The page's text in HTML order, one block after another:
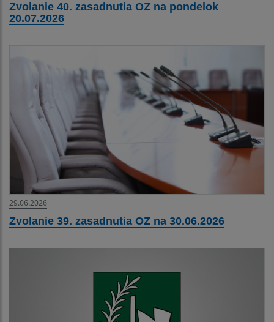
Zvolanie 40. zasadnutia OZ na pondelok
20.07.2026
29.06.2026
Zvolanie 39. zasadnutia OZ na 30.06.2026